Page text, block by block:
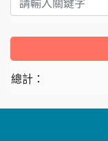
總計：